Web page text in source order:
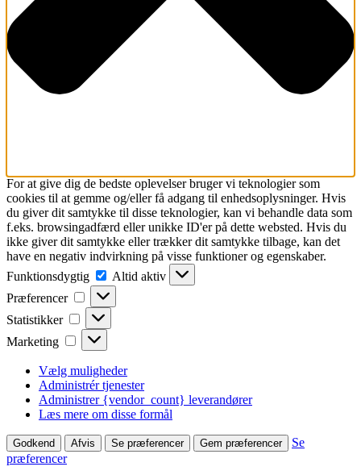
For at give dig de bedste oplevelser bruger vi teknologier som
cookies til at gemme og/eller få adgang til enhedsoplysninger. Hvis
du giver dit samtykke til disse teknologier, kan vi behandle data som
f.eks. browsingadfærd eller unikke ID'er på dette websted. Hvis du
ikke giver dit samtykke eller trækker dit samtykke tilbage, kan det
have en negativ indvirkning på visse funktioner og egenskaber.
Funktionsdygtig
Funktionsdygtig
Altid aktiv
Præferencer
Præferencer
Statistikker Statistikker
Marketing Marketing
Vælg muligheder
Administrér tjenester
Administrer {vendor_count} leverandører
Læs mere om disse formål
Godkend Afvis Se præferencer Gem præferencer
Se
præferencer